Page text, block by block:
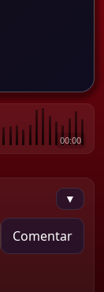
00:00
▼
Comentar